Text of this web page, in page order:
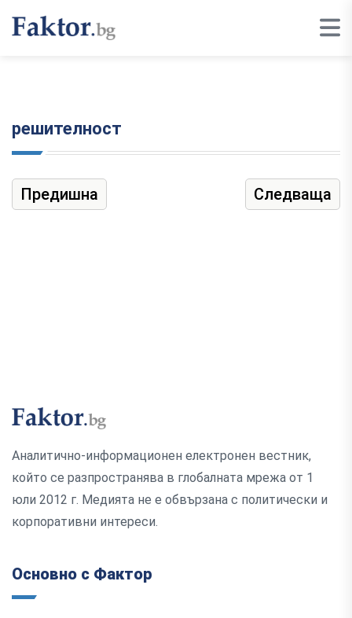
решителност
Предишна Следваща
Аналитично-информационен електронен вестник,
който се разпространява в глобалната мрежа от 1
юли 2012 г. Медията не е обвързана с политически и
корпоративни интереси.
Основно с Фактор